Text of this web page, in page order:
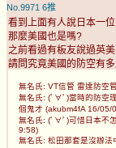
No.9971 6推
看到上面有人說日本一
那麼美國也是嗎?
之前看過有板友說過英
請問究竟美國的防空有
無名氏: VT信管 雷達防空
無名氏: (ﾟ∀ﾟ)當時的防空
個鬼才 (akubm4fA 16/05/
無名氏: (ﾟ∀ﾟ)可惜日本不
9:58)
無名氏: 松田那套是沒辦法